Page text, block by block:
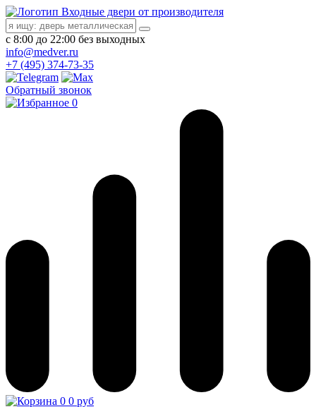
Входные двери от производителя
с 8:00 до 22:00 без выходных
info@medver.ru
+7 (495) 374-73-35
Обратный звонок
0
0 0 руб